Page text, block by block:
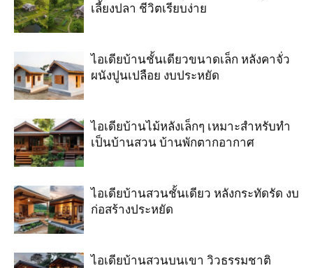
เลี้ยงปลา ชีวิตเรียบง่าย
ไอเดียบ้านชั้นเดียวขนาดเล็ก หลังคาจั่ว
ผนังปูนเปลือย งบประหยัด
ไอเดียบ้านไม้หลังเล็กๆ เหมาะสำหรับทำ
เป็นบ้านสวน บ้านพักตากอากาศ
ไอเดียบ้านสวนชั้นเดียว หลังกระทัดรัด งบ
ก่อสร้างประหยัด
ไอเดียบ้านสวนบนเขา วิวธรรมชาติ